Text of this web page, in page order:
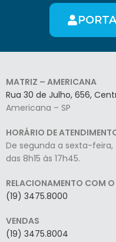
MATRIZ – AMERICANA
Rua 30 de Julho, 656,
Americana – SP
HORÁRIO DE
De segunda a sexta-feira,
das 8h15 às 17h45.
RELACIONAMENTO COM O
(19) 3475.8000
VENDAS
(19) 3475.8004